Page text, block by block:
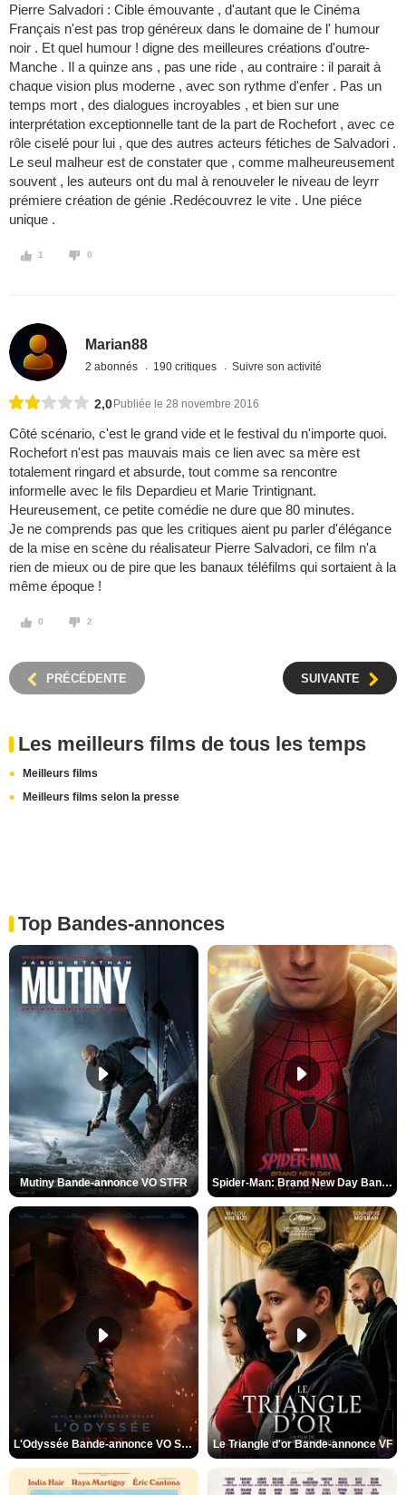
Pierre Salvadori : Cible émouvante , d'autant que le Cinéma
Français n'est pas trop généreux dans le domaine de l' humour
noir . Et quel humour ! digne des meilleures créations d'outre-
Manche . Il a quinze ans , pas une ride , au contraire : il parait à
chaque vision plus moderne , avec son rythme d'enfer . Pas un
temps mort , des dialogues incroyables , et bien sur une
interprétation exceptionnelle tant de la part de Rochefort , avec ce
rôle ciselé pour lui , que des autres acteurs fétiches de Salvadori .
Le seul malheur est de constater que , comme malheureusement
souvent , les auteurs ont du mal à renouveler le niveau de leyrr
prémiere création de génie .Redécouvrez le vite . Une piéce
unique .
1 0
Marian88
2 abonnés 190 critiques Suivre son activité
2,0 Publiée le 28 novembre 2016
Côté scénario, c'est le grand vide et le festival du n'importe quoi.
Rochefort n'est pas mauvais mais ce lien avec sa mère est
totalement ringard et absurde, tout comme sa rencontre
informelle avec le fils Depardieu et Marie Trintignant.
Heureusement, ce petite comédie ne dure que 80 minutes.
Je ne comprends pas que les critiques aient pu parler d'élégance
de la mise en scène du réalisateur Pierre Salvadori, ce film n'a
rien de mieux ou de pire que les banaux téléfilms qui sortaient à la
même époque !
0 2
PRÉCÉDENTE SUIVANTE
Les meilleurs films de tous les temps
Meilleurs films
Meilleurs films selon la presse
Top Bandes-annonces
Mutiny Bande-annonce VO STFR Spider-Man: Brand New Day Bande-annonce VO STFR
L'Odyssée Bande-annonce VO STFR Le Triangle d'or Bande-annonce VF